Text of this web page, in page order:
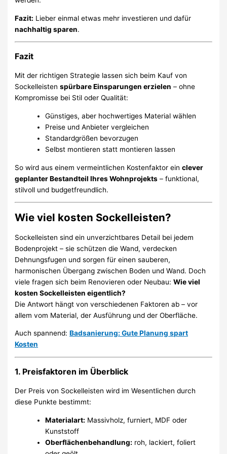
Fazit: Lieber einmal etwas mehr investieren und dafür
nachhaltig sparen.
Fazit
Mit der richtigen Strategie lassen sich beim Kauf von
Sockelleistenspürbare Einsparungen erzielen – ohne
Kompromisse bei Stil oder Qualität:
Günstiges, aber hochwertiges Material wählen
Preise und Anbieter vergleichen
Standardgrößen bevorzugen
Selbst montieren statt montieren lassen
So wird aus einem vermeintlichen Kostenfaktor einclever
geplanter Bestandteil Ihres Wohnprojekts – funktional,
stilvoll und budgetfreundlich.
Wie viel kosten Sockelleisten?
Sockelleisten sind ein unverzichtbares Detail bei jedem
Bodenprojekt – sie schützen die Wand, verdecken
Dehnungsfugen und sorgen für einen sauberen,
harmonischen Übergang zwischen Boden und Wand. Doch
viele fragen sich beim Renovieren oder Neubau:Wie viel
kosten Sockelleisten eigentlich?
Die Antwort hängt von verschiedenen Faktoren ab – vor
allem vom Material, der Ausführung und der Oberfläche.
Auch spannend:Badsanierung: Gute Planung spart
Kosten
1. Preisfaktoren im Überblick
Der Preis von Sockelleisten wird im Wesentlichen durch
diese Punkte bestimmt:
Materialart: Massivholz, furniert, MDF oder
Kunststoff
Oberflächenbehandlung: roh, lackiert, foliert